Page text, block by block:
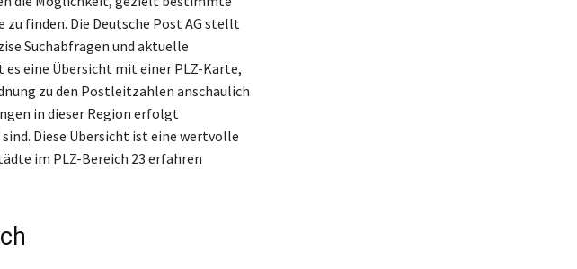
zu finden. Die Deutsche Post AG stellt
Suchabfragen und aktuelle
eine Übersicht mit einer PLZ-Karte,
zu den Postleitzahlen anschaulich
in dieser Region erfolgt
Diese Übersicht ist eine wertvolle
im PLZ-Bereich 23 erfahren